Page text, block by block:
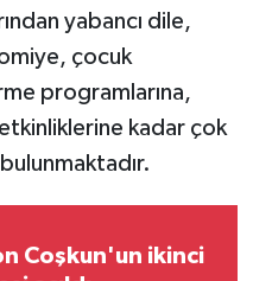
yabancı dile,
çocuk
programlarına,
kadar çok
Coşkun'un ikinci